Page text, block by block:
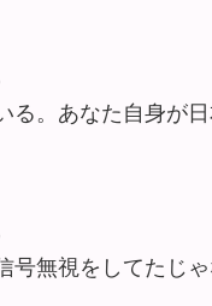
る。あなた自身が日
無視をしてたじゃ